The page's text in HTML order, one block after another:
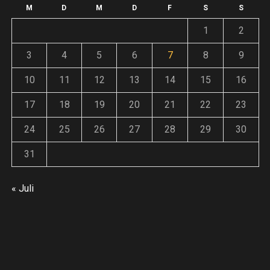
Flagge
M D M D F S S
1 2
3 4 5 6 7 8 9
10 11 12 13 14 15 16
17 18 19 20 21 22 23
24 25 26 27 28 29 30
31
« Juli